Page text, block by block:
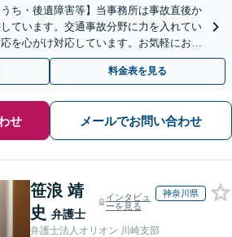
ち・後遺障害等】当事務所は事故直後か
ています。交通事故分野に力を入れてい
を心がけ対応しています。お気軽にお問
約制・初回法律相談無料◢
料金表を見る
せ メールでお問い合わせ
笹浪 靖
史 弁護士
インタビュ
ーを見る
神奈川県
弁護士法人オリオン 川崎支部